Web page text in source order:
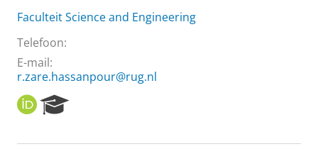
Faculteit Science and Engineering
Telefoon:
E-mail:
r.zare.hassanpour@rug.nl
O
R
I
e